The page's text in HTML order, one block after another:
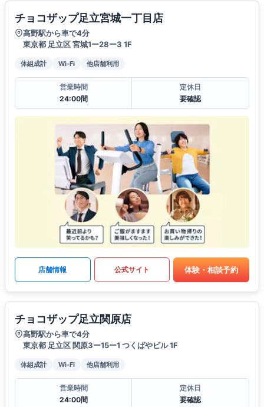
チョコザップ足立宮城一丁目店
高野駅から車で4分
東京都 足立区 宮城1ー28ー3 1F
体組成計 Wi-Fi 他店舗利用
営業時間
24:00間
定休日
要確認
店舗情報 公式サイト 体験・相談予約
チョコザップ足立関原店
高野駅から車で4分
東京都 足立区 関原3ー15ー1 つくばやビル 1F
体組成計 Wi-Fi 他店舗利用
営業時間
24:00間
定休日
要確認